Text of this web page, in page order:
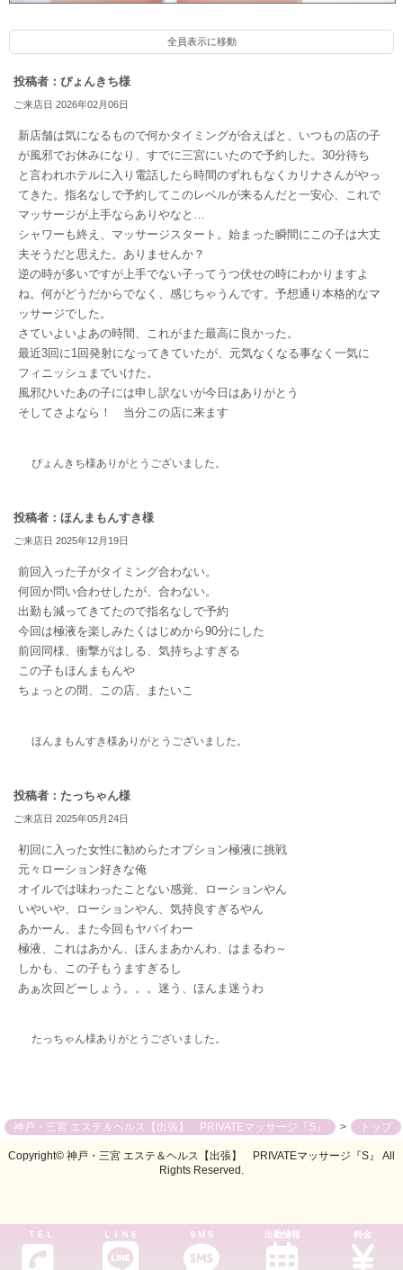
ＴＥＬ ＬＩＮＥ ＳＭＳ 出勤情報 料金
全員表示に移動
投稿者：ぴょんきち様
ご来店日 2026年02月06日
新店舗は気になるもので何かタイミングが合えばと、いつもの店の子
が風邪でお休みになり、すでに三宮にいたので予約した。30分待ち
と言われホテルに入り電話したら時間のずれもなくカリナさんがやっ
てきた。指名なしで予約してこのレベルが来るんだと一安心、これで
マッサージが上手ならありやなと…
シャワーも終え、マッサージスタート。始まった瞬間にこの子は大丈
夫そうだと思えた。ありませんか？
逆の時が多いですが上手でない子ってうつ伏せの時にわかりますよ
ね。何がどうだからでなく、感じちゃうんです。予想通り本格的なマ
ッサージでした。
さていよいよあの時間、これがまた最高に良かった。
最近3回に1回発射になってきていたが、元気なくなる事なく一気に
フィニッシュまでいけた。
風邪ひいたあの子には申し訳ないが今日はありがとう
そしてさよなら！ 当分この店に来ます
ぴょんきち様ありがとうございました。
投稿者：ほんまもんすき様
ご来店日 2025年12月19日
前回入った子がタイミング合わない。
何回か問い合わせしたが、合わない。
出勤も減ってきてたので指名なしで予約
今回は極液を楽しみたくはじめから90分にした
前回同様、衝撃がはしる、気持ちよすぎる
この子もほんまもんや
ちょっとの間、この店、またいこ
ほんまもんすき様ありがとうございました。
投稿者：たっちゃん様
ご来店日 2025年05月24日
初回に入った女性に勧めらたオプション極液に挑戦
元々ローション好きな俺
オイルでは味わったことない感覚、ローションやん
いやいや、ローションやん、気持良すぎるやん
あかーん、また今回もヤバイわー
極液、これはあかん、ほんまあかんわ、はまるわ～
しかも、この子もうますぎるし
あぁ次回どーしょう。。。迷う、ほんま迷うわ
たっちゃん様ありがとうございました。
神戸・三宮 エステ＆ヘルス【出張】 PRIVATEマッサージ『S』 トップ
Copyright© 神戸・三宮 エステ＆ヘルス【出張】 PRIVATEマッサージ『S』 All
Rights Reserved.